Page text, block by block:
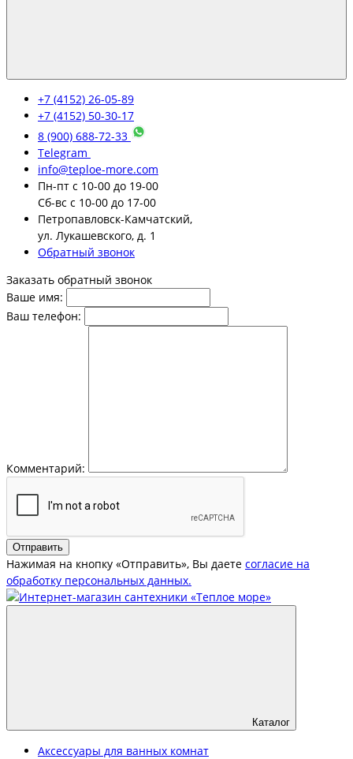
+7 (4152) 26-05-89
+7 (4152) 50-30-17
8 (900) 688-72-33
Telegram
info@teploe-more.com
Пн-пт с 10-00 до 19-00
Сб-вс с 10-00 до 17-00
Петропавловск-Камчатский,
ул. Лукашевского, д. 1
Обратный звонок
Заказать обратный звонок
Ваше имя:
Ваш телефон:
Комментарий:
Отправить
Нажимая на кнопку «Отправить», Вы даете согласие на
обработку персональных данных.
Каталог
Аксессуары для ванных комнат